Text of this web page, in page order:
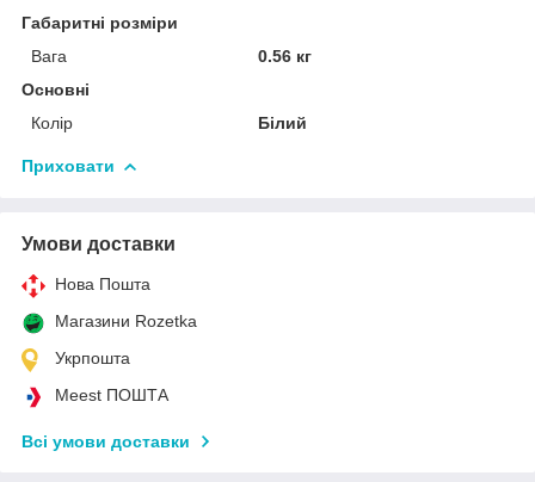
Габаритні розміри
Вага
0.56 кг
Основні
Колір
Білий
Приховати
Умови доставки
Нова Пошта
Магазини Rozetka
Укрпошта
Meest ПОШТА
Всі умови доставки